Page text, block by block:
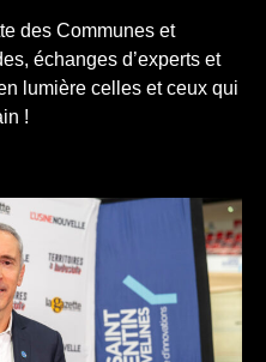
des Communes et
échanges d’experts et
lumière celles et ceux qui
!